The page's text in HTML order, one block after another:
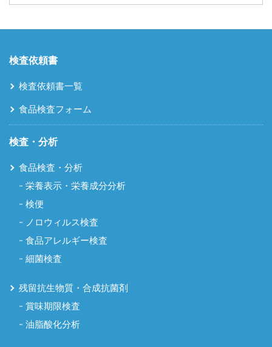
検査依頼書
検査依頼書一覧
食品検査フォーム
検査・分析
食品検査・分析
栄養表示・栄養成分分析
検便
ノロウィルス検査
食品アレルギー検査
細菌検査
残留抗生物質・合成抗菌剤
賞味期限検査
油脂酸化分析